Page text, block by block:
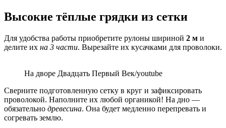
Высокие тёплые грядки из сетки
Для удобства работы приобретите рулоны шириной 2 м и
делите их на 3 части. Вырезайте их кусачками для проволоки.
На дворе Двадцать Первый Век/youtube
Сверните подготовленную сетку в круг и зафиксировать
проволокой. Наполните их любой органикой! На дно —
обязательно древесина. Она будет медленно перепревать и
согревать землю.